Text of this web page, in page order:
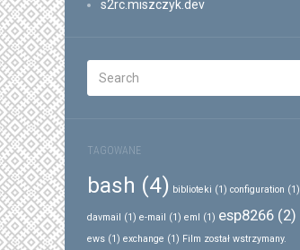
s2rc.miszczyk.dev
TAGOWANE
bash (4) biblioteki (1) configuration (1)
davmail (1) e-mail (1) eml (1) esp8266 (2)
ews (1) exchange (1) Film został wstrzymany.